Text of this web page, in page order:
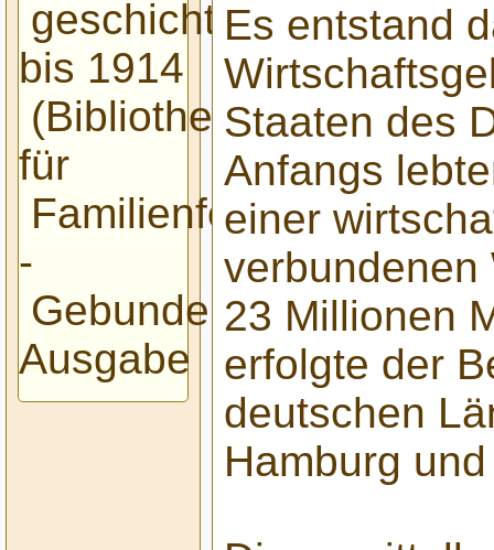
geschichte
bis 1914
(Bibliothek
für
Familienforscher)
-
Gebundene
Ausgabe
Es entstand
Staaten des
Anfangs
einer
verbundenen
23 Millionen
erfolgte der
deutschen
Hamburg